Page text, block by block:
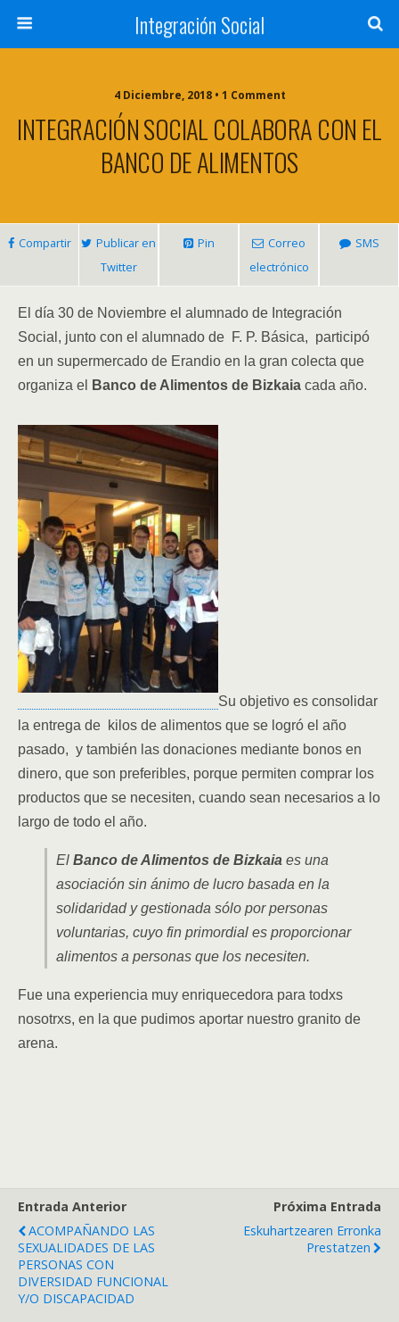
Integración Social
4 Diciembre, 2018 • 1 Comment
INTEGRACIÓN SOCIAL COLABORA CON EL
BANCO DE ALIMENTOS
Compartir
Publicar en
Twitter
Pin
Correo
electrónico
SMS
El día 30 de Noviembre el alumnado de Integración
Social, junto con el alumnado de F. P. Básica, participó
en un supermercado de Erandio en la gran colecta que
organiza el
Banco de Alimentos de Bizkaia cada año.
Su objetivo es consolidar
la entrega de kilos de alimentos que se logró el año
pasado, y también las donaciones mediante bonos en
dinero, que son preferibles, porque permiten comprar los
productos que se necesiten, cuando sean necesarios a lo
largo de todo el año.
El Banco de Alimentos de Bizkaia es una
asociación sin ánimo de lucro basada en la
solidaridad y gestionada sólo por personas
voluntarias, cuyo fin primordial es proporcionar
alimentos a personas que los necesiten.
Fue una experiencia muy enriquecedora para todxs
nosotrxs, en la que pudimos aportar nuestro granito de
arena.
Entrada Anterior
ACOMPAÑANDO LAS
SEXUALIDADES DE LAS
PERSONAS CON
DIVERSIDAD FUNCIONAL
Y/O DISCAPACIDAD
Próxima Entrada
Eskuhartzearen Erronka
Prestatzen